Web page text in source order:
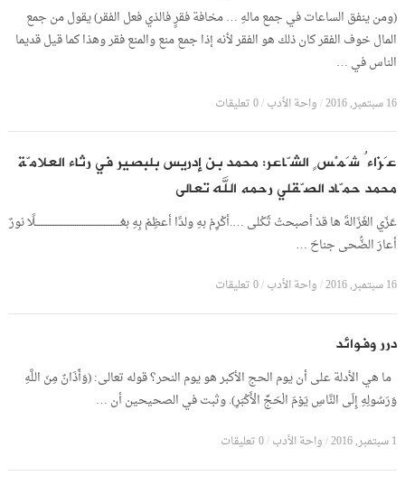
(ومن ينفق الساعات في جمع مالهِ … مخافة فقرٍ فالذي فعل الفقر) يقول من جمع
المال خوف الفقر كان ذلك هو الفقر لأنه إذا جمع منع والمنع فقر وهذا كما قيل قديما
الناس في …
16 سبتمبر, 2016 /واحة الأدب/0 تعليقات
عَزاءُ شَمْسٍ الشّاعر: محمد بن إدريس بلبصير في رثاء العلامّة
محمد حمّاد الصّقلي رحمه الله تعالى
عَزّي الغَزَالةَ ها قدْ أصبحتْ ثَكْلى ….أكْرِمْ بهِ ولدًا أعظِمْ بِهِ بعْـــــــــــــــــــــــــــــــــــــــــــــــلًا نورٌ
أعارَ الضُّحى جناحَ …
16 سبتمبر, 2016 /واحة الأدب/0 تعليقات
درر وفوائد
ما هي الأدلة على أن يوم الحج الأكبر هو يوم النحر؟ قوله تعالى: (وَأَذَانٌ مِنَ اللَّهِ
وَرَسُولِهِ إِلَى النَّاسِ يَوْمَ الْحَجِّ الْأَكْبَرِ). وثبت في الصحيحين أن …
1 سبتمبر, 2016 /واحة الأدب/0 تعليقات